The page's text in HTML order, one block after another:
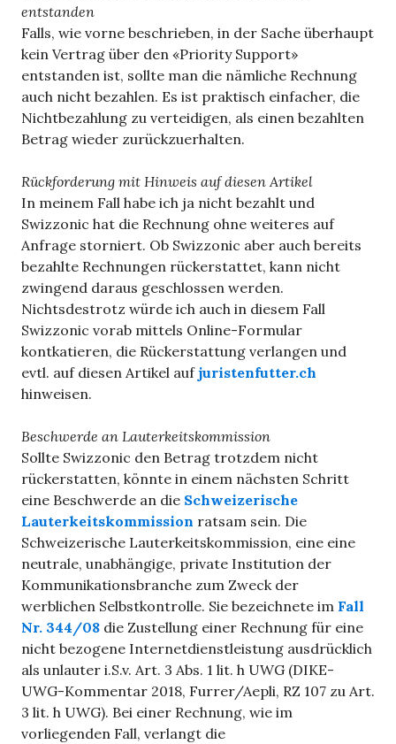
entstanden
Falls, wie vorne beschrieben, in der Sache überhaupt
kein Vertrag über den «Priority Support»
entstanden ist, sollte man die nämliche Rechnung
auch nicht bezahlen. Es ist praktisch einfacher, die
Nichtbezahlung zu verteidigen, als einen bezahlten
Betrag wieder zurückzuerhalten.
Rückforderung mit Hinweis auf diesen Artikel
In meinem Fall habe ich ja nicht bezahlt und
Swizzonic hat die Rechnung ohne weiteres auf
Anfrage storniert. Ob Swizzonic aber auch bereits
bezahlte Rechnungen rückerstattet, kann nicht
zwingend daraus geschlossen werden.
Nichtsdestrotz würde ich auch in diesem Fall
Swizzonic vorab mittels Online-Formular
kontkatieren, die Rückerstattung verlangen und
evtl. auf diesen Artikel aufjuristenfutter.ch
hinweisen.
Beschwerde an Lauterkeitskommission
Sollte Swizzonic den Betrag trotzdem nicht
rückerstatten, könnte in einem nächsten Schritt
eine Beschwerde an die Schweizerische
Lauterkeitskommission ratsam sein. Die
Schweizerische Lauterkeitskommission, eine eine
neutrale, unabhängige, private Institution der
Kommunikationsbranche zum Zweck der
werblichen Selbstkontrolle. Sie bezeichnete im Fall
Nr. 344/08 die Zustellung einer Rechnung für eine
nicht bezogene Internetdienstleistung ausdrücklich
als unlauter i.S.v. Art. 3 Abs. 1 lit. h UWG (DIKE-
UWG-Kommentar 2018, Furrer/Aepli, RZ 107 zu Art.
3 lit. h UWG). Bei einer Rechnung, wie im
vorliegenden Fall, verlangt die